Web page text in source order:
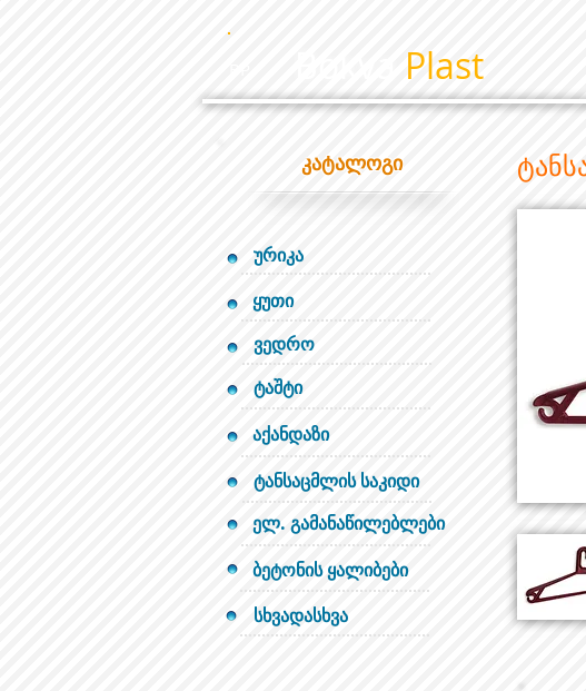
Plast
კატალოგი
ურიკა
ყუთი
ვედრო
ტაშტი
აქანდაზი
ტანსაცმლის საკიდი
ელ. გამანაწილებლები
ბეტონის ყალიბები
სხვადასხვა